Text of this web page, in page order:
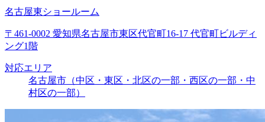
名古屋東ショールーム
〒461-0002 愛知県名古屋市東区代官町16-17 代官町ビルディ
ング1階
対応エリア
名古屋市（中区・東区・北区の一部・西区の一部・中
村区の一部）